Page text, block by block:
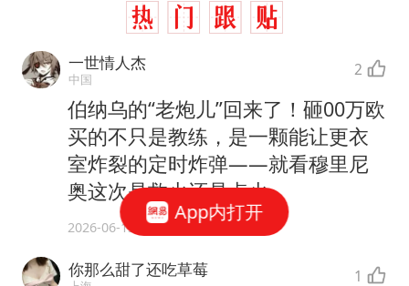
一世情人杰
中国 2
伯纳乌的“老炮儿”回来了！砸00万欧
买的不只是教练，是一颗能让更衣
室炸裂的定时炸弹——就看穆里尼
奥这次是救火还是点火
2026-06-13
你那么甜了还吃草莓 1
App内打开